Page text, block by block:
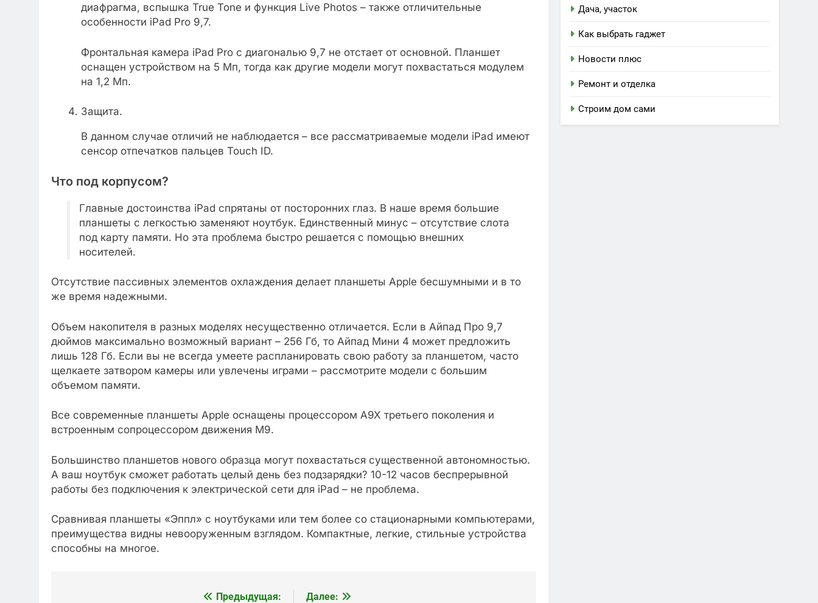
диафрагма, вспышка True Tone и функция Live Photos – также отличительные
особенности iPad Pro 9,7.
Фронтальная камера iPad Pro с диагональю 9,7 не отстает от основной. Планшет
оснащен устройством на 5 Мп, тогда как другие модели могут похвастаться модулем
на 1,2 Мп.
Защита.
В данном случае отличий не наблюдается – все рассматриваемые модели iPad имеют
сенсор отпечатков пальцев Touch ID.
Что под корпусом?
Главные достоинства iPad спрятаны от посторонних глаз. В наше время большие
планшеты с легкостью заменяют ноутбук. Единственный минус – отсутствие слота
под карту памяти. Но эта проблема быстро решается с помощью внешних
носителей.
Отсутствие пассивных элементов охлаждения делает планшеты Apple бесшумными и в то
же время надежными.
Объем накопителя в разных моделях несущественно отличается. Если в Айпад Про 9,7
дюймов максимально возможный вариант – 256 Гб, то Айпад Мини 4 может предложить
лишь 128 Гб. Если вы не всегда умеете распланировать свою работу за планшетом, часто
щелкаете затвором камеры или увлечены играми – рассмотрите модели с большим
объемом памяти.
Все современные планшеты Apple оснащены процессором A9X третьего поколения и
встроенным сопроцессором движения М9.
Большинство планшетов нового образца могут похвастаться существенной автономностью.
А ваш ноутбук сможет работать целый день без подзарядки? 10-12 часов беспрерывной
работы без подключения к электрической сети для iPad – не проблема.
Сравнивая планшеты «Эппл» с ноутбуками или тем более со стационарными компьютерами,
преимущества видны невооруженным взглядом. Компактные, легкие, стильные устройства
способны на многое.
Предыдущая: Далее:
Дача, участок
Как выбрать гаджет
Новости плюс
Ремонт и отделка
Строим дом сами